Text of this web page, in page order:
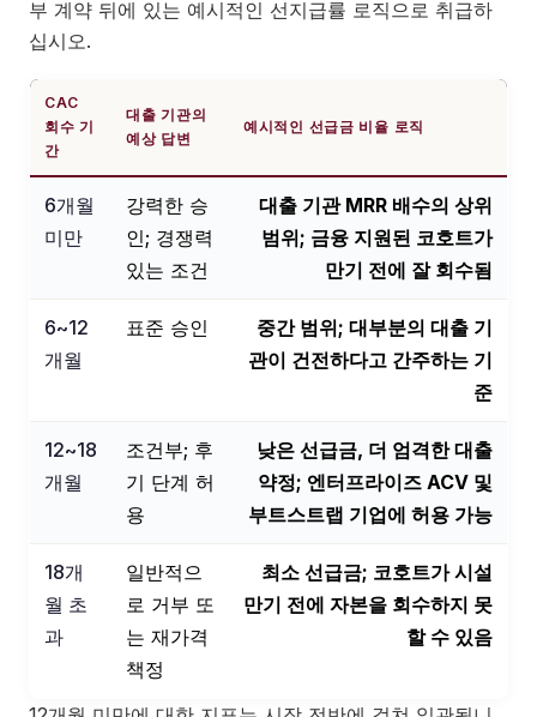
부 계약 뒤에 있는 예시적인 선지급률 로직으로 취급하
십시오.
CAC
회수 기
간
대출 기관의
예상 답변
예시적인 선급금 비율 로직
6개월
미만
강력한 승
인; 경쟁력
있는 조건
대출 기관 MRR 배수의 상위
범위; 금융 지원된 코호트가
만기 전에 잘 회수됨
6~12
개월
표준 승인
중간 범위; 대부분의 대출 기
관이 건전하다고 간주하는 기
준
12~18
개월
조건부; 후
기 단계 허
용
낮은 선급금, 더 엄격한 대출
약정; 엔터프라이즈 ACV 및
부트스트랩 기업에 허용 가능
18개
월 초
과
일반적으
로 거부 또
는 재가격
책정
최소 선급금; 코호트가 시설
만기 전에 자본을 회수하지 못
할 수 있음